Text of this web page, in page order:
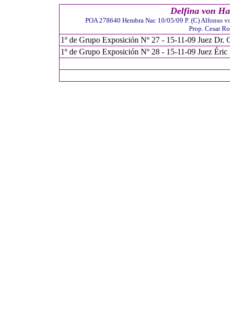
Delfina von
POA 278640 Hembra Nac 10/05/09 P. (C) Alfonso
Prop. Cesar
1º de Grupo Exposición Nº 27 - 1 5-11-09 Juez Dr.
1º de Grupo Exposición Nº 28 - 1 5-11-09 Juez Éric